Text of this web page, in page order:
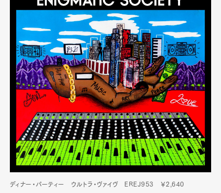
ディナー・パーティー ウルトラ・ヴァイヴ EREJ953 ￥2,640